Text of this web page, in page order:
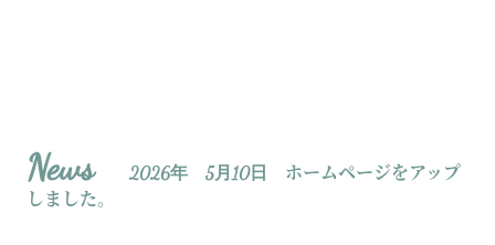
News2026年 5月10日 ホームページをアップ
しました。